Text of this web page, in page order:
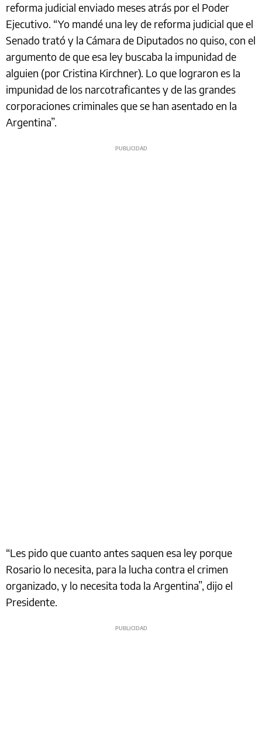
reforma judicial enviado meses atrás por el Poder
Ejecutivo. “Yo mandé una ley de reforma judicial que el
Senado trató y la Cámara de Diputados no quiso, con el
argumento de que esa ley buscaba la impunidad de
alguien (por Cristina Kirchner). Lo que lograron es la
impunidad de los narcotraficantes y de las grandes
corporaciones criminales que se han asentado en la
Argentina”.
“Les pido que cuanto antes saquen esa ley porque
Rosario lo necesita, para la lucha contra el crimen
organizado, y lo necesita toda la Argentina”, dijo el
Presidente.